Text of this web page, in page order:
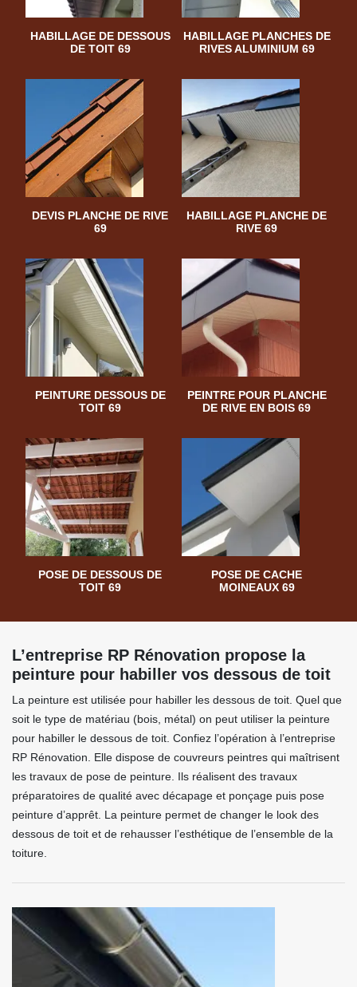
HABILLAGE DE DESSOUS
DE TOIT 69
HABILLAGE PLANCHES DE
RIVES ALUMINIUM 69
DEVIS PLANCHE DE RIVE
69
HABILLAGE PLANCHE DE
RIVE 69
PEINTURE DESSOUS DE
TOIT 69
PEINTRE POUR PLANCHE
DE RIVE EN BOIS 69
POSE DE DESSOUS DE
TOIT 69
POSE DE CACHE
MOINEAUX 69
L’entreprise RP Rénovation propose la
peinture pour habiller vos dessous de toit
La peinture est utilisée pour habiller les dessous de toit. Quel que
soit le type de matériau (bois, métal) on peut utiliser la peinture
pour habiller le dessous de toit. Confiez l’opération à l’entreprise
RP Rénovation. Elle dispose de couvreurs peintres qui maîtrisent
les travaux de pose de peinture. Ils réalisent des travaux
préparatoires de qualité avec décapage et ponçage puis pose
peinture d’apprêt. La peinture permet de changer le look des
dessous de toit et de rehausser l’esthétique de l’ensemble de la
toiture.